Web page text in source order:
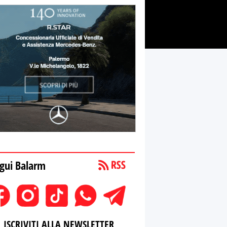
Balarm
ISCRIVITI ALLA NEWSLETTER